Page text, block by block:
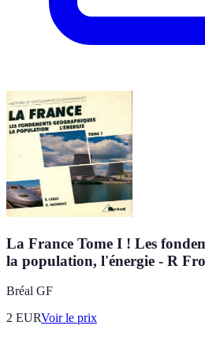
La France Tome I ! Les
la population, l'énergie - R
Bréal GF
2 EURVoir le prix